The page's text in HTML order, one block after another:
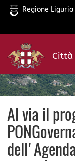
Salta
contenuto
principale
Regione Liguria
Città
Al via il